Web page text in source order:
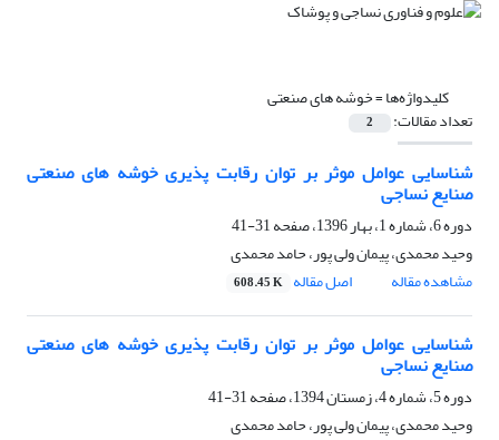
کلیدواژه‌ها =خوشه های صنعتی
تعداد مقالات: 2
شناسایی عوامل موثر بر توان رقابت پذیری خوشه های صنعتی
صنایع نساجی
دوره 6، شماره 1، بهار 1396، صفحه
31-41
وحید محمدی، پیمان ولی پور، حامد محمدی
مشاهده مقاله
اصل مقاله 608.45 K
شناسایی عوامل موثر بر توان رقابت پذیری خوشه های صنعتی
صنایع نساجی
دوره 5، شماره 4، زمستان 1394، صفحه
31-41
وحید محمدی، پیمان ولی پور، حامد محمدی